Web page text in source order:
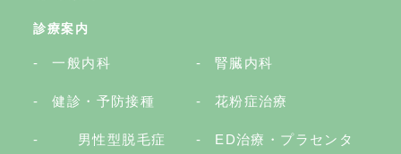
診療案内
一般内科 腎臓内科
健診・予防接種 花粉症治療
男性型脱毛症
ED治療・プラセンタ